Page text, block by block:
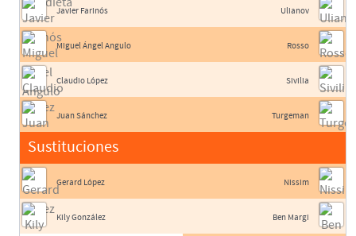
Javier Farinós
Miguel Ángel Angulo
Claudio López
Juan Sánchez
Sustituciones
Gerard López
Kily González
Ulianov
Rosso
Sivilia
Turgeman
Nissim
Ben Margi